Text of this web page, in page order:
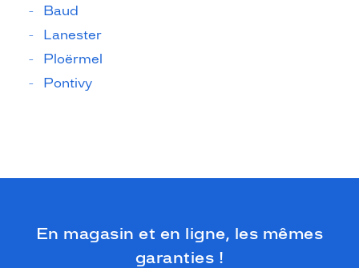
Baud
Lanester
Ploërmel
Pontivy
En magasin et en ligne, les mêmes
garanties !